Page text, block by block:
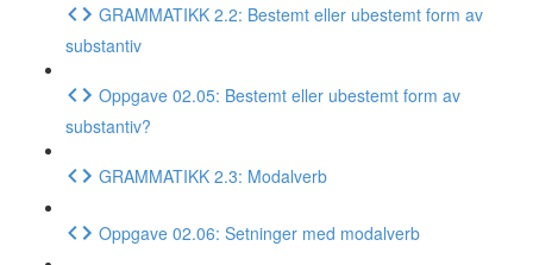
GRAMMATIKK 2.2: Bestemt eller ubestemt form av
substantiv
Oppgave 02.05: Bestemt eller ubestemt form av
substantiv?
GRAMMATIKK 2.3: Modalverb
Oppgave 02.06: Setninger med modalverb